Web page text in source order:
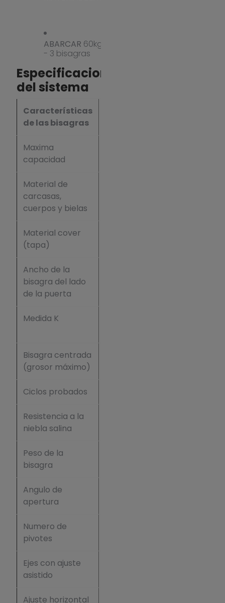
ABARCAR 60kg
- 3 bisagras
Especificaciones
del sistema
Características
de las bisagras
Maxima
capacidad
Material de
carcasas,
cuerpos y bielas
Material cover
(tapa)
Ancho de la
bisagra del lado
de la puerta
Medida K
Bisagra centrada
(grosor máximo)
Ciclos probados
Resistencia a la
niebla salina
Peso de la
bisagra
Angulo de
apertura
Numero de
pivotes
Ejes con ajuste
asistido
Ajuste horizontal